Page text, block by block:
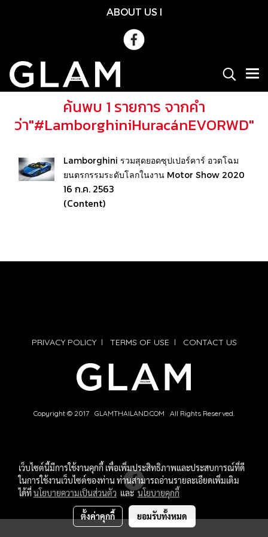
ABOUT US l
ค้นพบ 1 รายการ จากคำ
ว่า"#LamborghiniHuracánEVORWD"
Lamborghini รวมสุดยอดซุปเปอร์คาร์ อวดโฉม
ยนตรกรรมระดับโลกในงาน Motor Show 2020
16 ก.ค. 2563
(Content)
PRIVACY POLICYl TERMS OF USE l CONTACT US
Copyright © 2017 GLAMTHAILAND.COM All Rights Reserved.
เว็บไซต์นี้มีการใช้งานคุกกี้ เพื่อเพิ่มประสิทธิภาพและประสบการณ์ที่ดี
ในการใช้งานเว็บไซต์ของท่าน ท่านสามารถอ่านรายละเอียดเพิ่มเติม
ได้ที่นโยบายความเป็นส่วนตัว และนโยบายคุกกี้
ตั้งค่าคุกกี้ ยอมรับทั้งหมด